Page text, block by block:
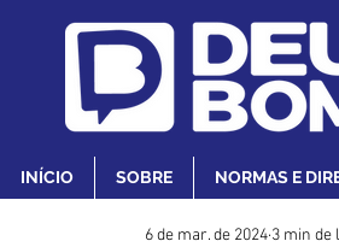
INÍCIO SOBRE NORMAS E
6 de mar. de 2024 3 min de